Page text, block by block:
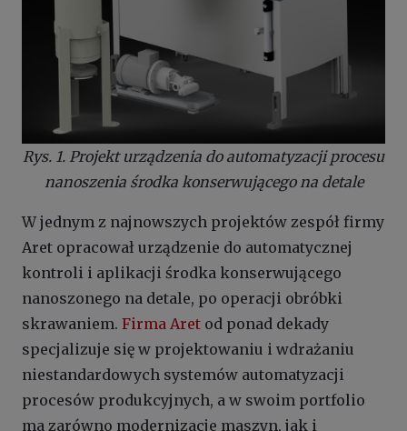
Rys. 1. Projekt urządzenia do automatyzacji procesu
nanoszenia środka konserwującego na detale
W jednym z najnowszych projektów zespół firmy
Aret opracował urządzenie do automatycznej
kontroli i aplikacji środka konserwującego
nanoszonego na detale, po operacji obróbki
skrawaniem. Firma Aret od ponad dekady
specjalizuje się w projektowaniu i wdrażaniu
niestandardowych systemów automatyzacji
procesów produkcyjnych, a w swoim portfolio
ma zarówno modernizacje maszyn, jak i